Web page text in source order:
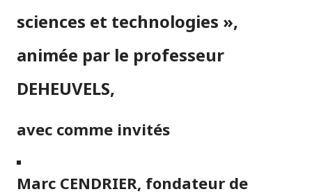
sciences et technologies »,
animée par le professeur
DEHEUVELS,
avec comme invités
Marc CENDRIER, fondateur de